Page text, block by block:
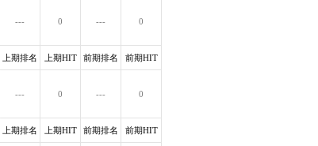
--- 0 --- 0
上期排名 上期HIT 前期排名 前期HIT
---
0 --- 0
上期排名 上期HIT 前期排名 前期HIT